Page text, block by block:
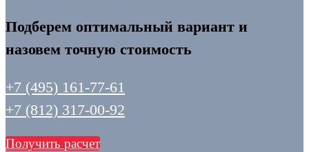
Подберем оптимальный вариант и
назовем точную стоимость
+7 (495) 161-77-61
+7 (812) 317-00-92
Получить расчет